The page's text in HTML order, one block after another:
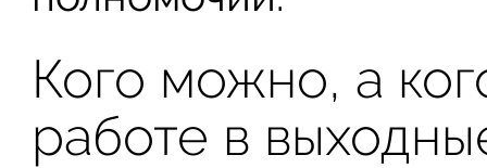
Кого можно, а
работе в